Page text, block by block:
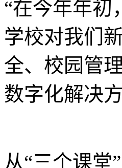
“在今年年初
学校对我们
全、校园管
数字化解决
从“三个课堂